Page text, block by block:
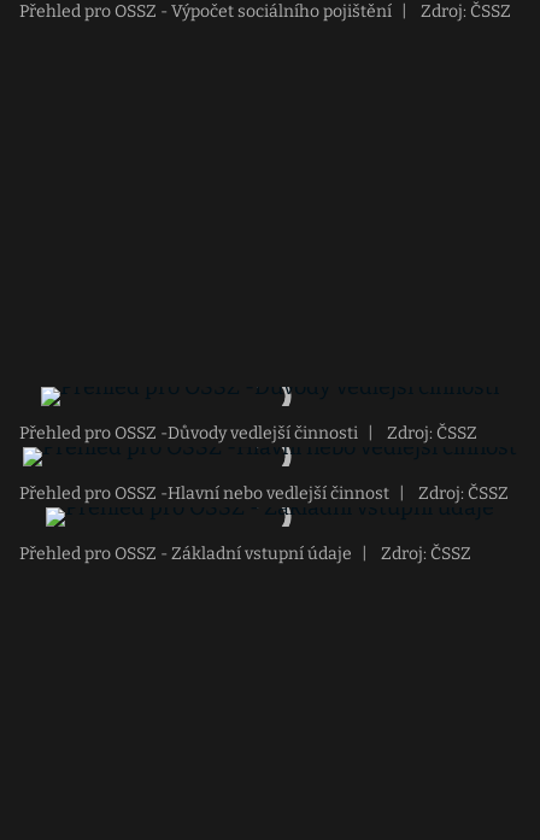
Přehled pro OSSZ - Výpočet sociálního pojištění Zdroj: ČSSZ
Přehled pro OSSZ -Důvody vedlejší činnosti Zdroj: ČSSZ
Přehled pro OSSZ -Hlavní nebo vedlejší činnost Zdroj: ČSSZ
Přehled pro OSSZ - Základní vstupní údaje Zdroj: ČSSZ